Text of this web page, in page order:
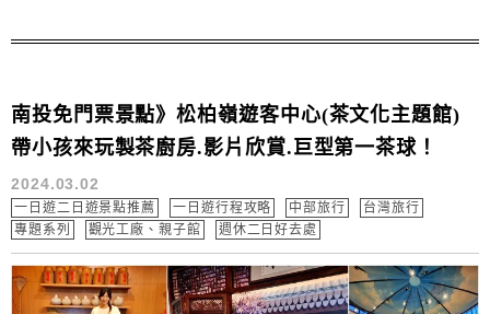
南投免門票景點》松柏嶺遊客中心(茶文化主題館)
帶小孩來玩製茶廚房.影片欣賞.巨型第一茶球！
2024.03.02
一日遊二日遊景點推薦 一日遊行程攻略 中部旅行
台灣旅行
專題系列
觀光工廠、親子館 週休二日好去處